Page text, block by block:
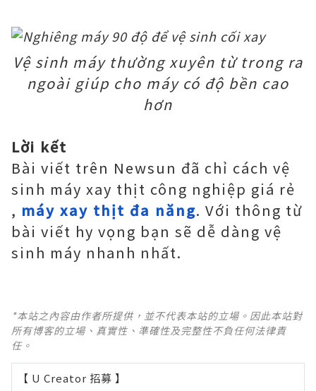
Vệ sinh máy thường xuyên từ trong ra
ngoài giúp cho máy có độ bền cao
hơn
Lời kết
Bài viết trên Newsun đã chỉ cách vệ
sinh máy xay thịt công nghiệp giá rẻ
, máy xay thịt đa năng. Với thông từ
bài viết hy vọng bạn sẽ dễ dàng vệ
sinh máy nhanh nhất.
*本站之內容由作者所提供，並不代表本站的立場。因此本站對
所有博客的立場、真實性、準確性及完整性不負任何法律責
任。
【 U Creator 招募 】